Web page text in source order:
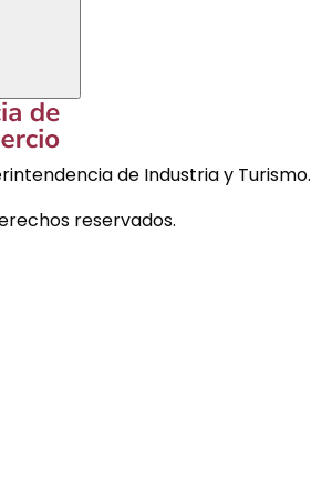
de Industria y Turismo.
reservados.